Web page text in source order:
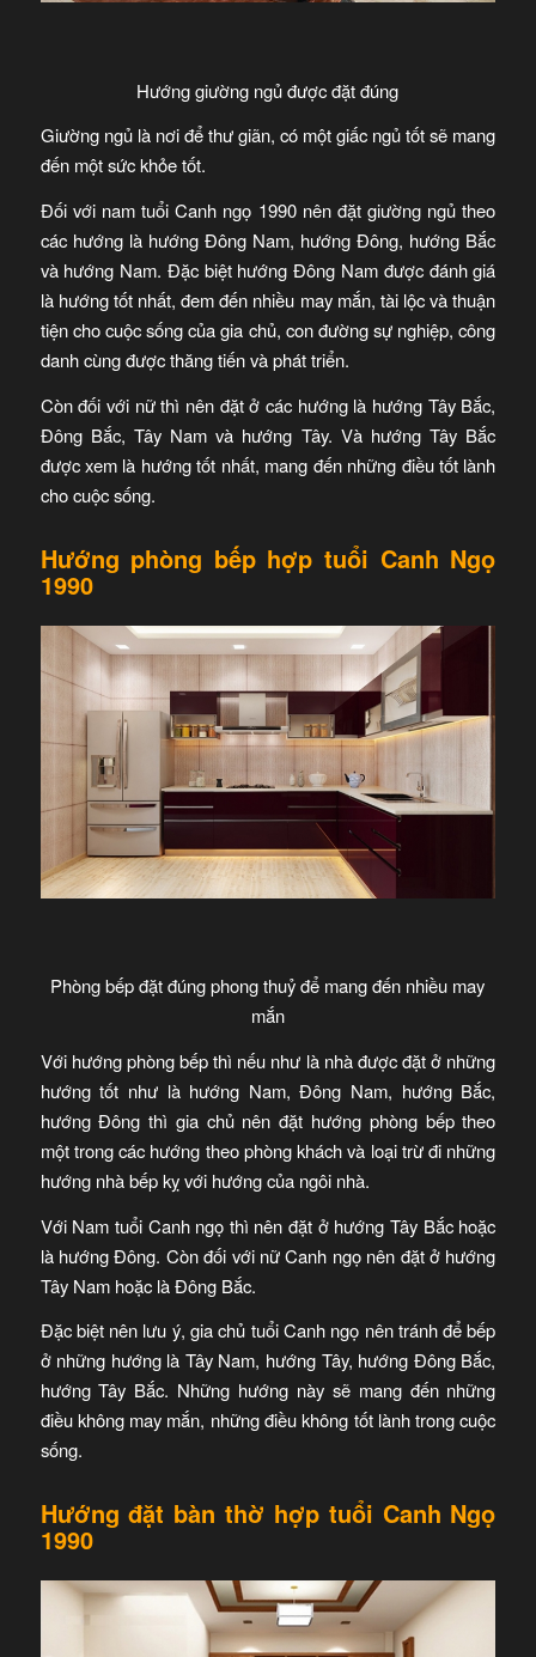
Hướng giường ngủ được đặt đúng
Giường ngủ là nơi để thư giãn, có một giấc ngủ tốt sẽ mang
đến một sức khỏe tốt.
Đối với nam tuổi Canh ngọ 1990 nên đặt giường ngủ theo
các hướng là hướng Đông Nam, hướng Đông, hướng Bắc
và hướng Nam. Đặc biệt hướng Đông Nam được đánh giá
là hướng tốt nhất, đem đến nhiều may mắn, tài lộc và thuận
tiện cho cuộc sống của gia chủ, con đường sự nghiệp, công
danh cùng được thăng tiến và phát triển.
Còn đối với nữ thì nên đặt ở các hướng là hướng Tây Bắc,
Đông Bắc, Tây Nam và hướng Tây. Và hướng Tây Bắc
được xem là hướng tốt nhất, mang đến những điều tốt lành
cho cuộc sống.
Hướng phòng bếp hợp tuổi Canh Ngọ
1990
Phòng bếp đặt đúng phong thuỷ để mang đến nhiều may
mắn
Với hướng phòng bếp thì nếu như là nhà được đặt ở những
hướng tốt như là hướng Nam, Đông Nam, hướng Bắc,
hướng Đông thì gia chủ nên đặt hướng phòng bếp theo
một trong các hướng theo phòng khách và loại trừ đi những
hướng nhà bếp kỵ với hướng của ngôi nhà.
Với Nam tuổi Canh ngọ thì nên đặt ở hướng Tây Bắc hoặc
là hướng Đông. Còn đối với nữ Canh ngọ nên đặt ở hướng
Tây Nam hoặc là Đông Bắc.
Đặc biệt nên lưu ý, gia chủ tuổi Canh ngọ nên tránh để bếp
ở những hướng là Tây Nam, hướng Tây, hướng Đông Bắc,
hướng Tây Bắc. Những hướng này sẽ mang đến những
điều không may mắn, những điều không tốt lành trong cuộc
sống.
Hướng đặt bàn thờ hợp tuổi Canh Ngọ
1990